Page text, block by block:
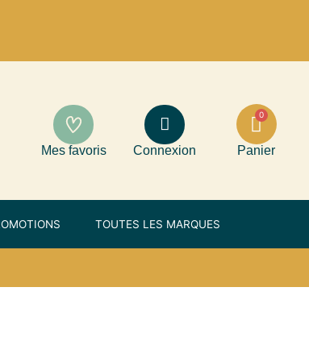
Mes favoris
Connexion Panier
TOUTES LES MARQUES